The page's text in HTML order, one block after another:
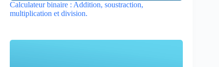
Calculateur binaire : Addition, soustraction,
multiplication et division.